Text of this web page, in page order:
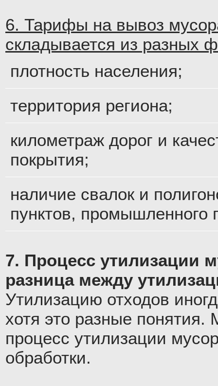
6. Тарифы на вывоз
складывается из разных
плотность населения;
территория региона;
километраж дорог и
покрытия;
наличие свалок и
пунктов, промышленного
7. Процесс утилизации
разница между
Утилизацию отходов
хотя это разные понятия.
процесс утилизации
обработки.